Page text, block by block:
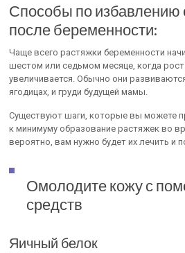
Способы по избавлению
после беременности:
Чаще всего растяжки беременности
шестом или седьмом месяце, когда
увеличивается. Обычно они
ягодицах, и груди будущей мамы.
Существуют шаги, которые вы можете
к минимуму образование растяжек во
вероятно, вам нужно будет их лечить и
Омолодите кожу с
средств
Яичный белок